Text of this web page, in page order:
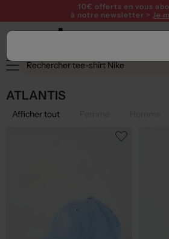
10€ offerts en vous
à notre newsletter > Je
ATLANTIS
Afficher tout